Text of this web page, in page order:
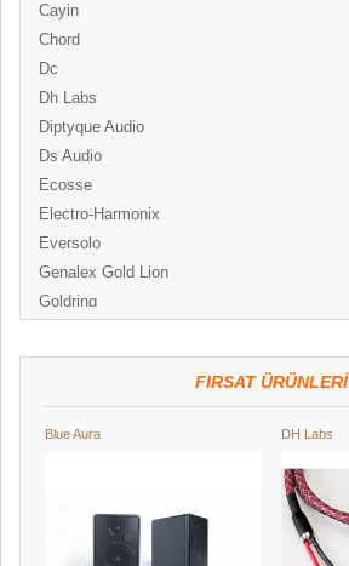
Cayin
Chord
Dc
Dh Labs
Diptyque Audio
Ds Audio
Ecosse
Electro-Harmonix
Eversolo
Genalex Gold Lion
Goldring
Hegel
Lindemann
FIRSAT ÜRÜNLERI
Blue Aura DH Labs